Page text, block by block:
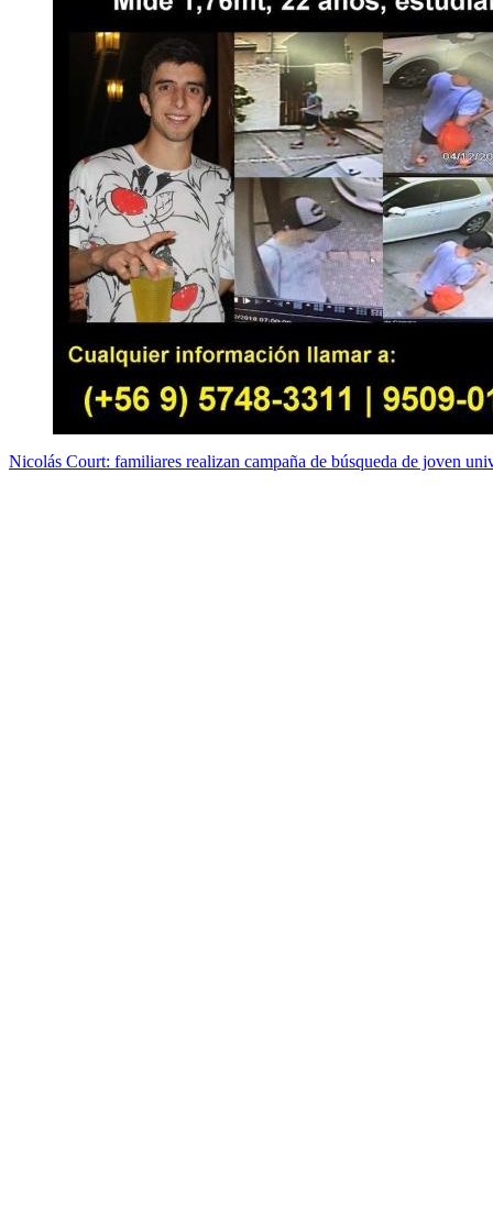
Nicolás Court: familiares realizan campaña de búsqueda de joven